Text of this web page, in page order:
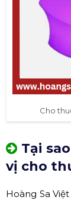
Cho
Tại
vị cho
Hoàng Sa